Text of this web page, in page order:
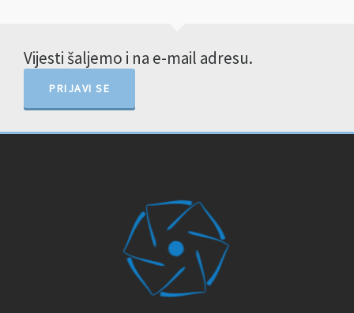
Vijesti šaljemo i na e-mail adresu.
PRIJAVI SE